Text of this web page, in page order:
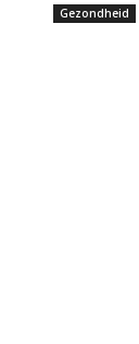
Gezondheid